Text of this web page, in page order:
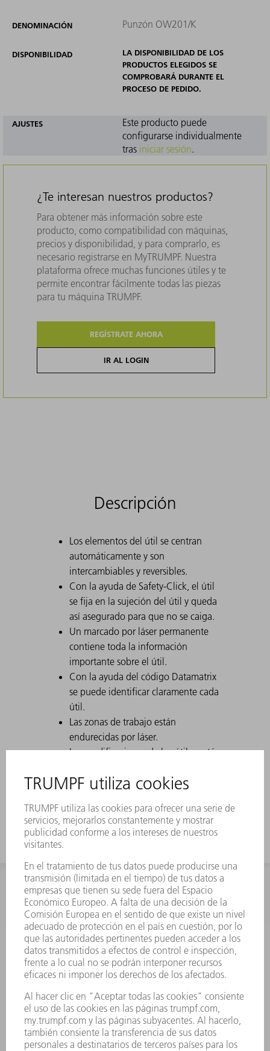
DENOMINACIÓN Punzón OW201/K
DISPONIBILIDAD
LA DISPONIBILIDAD DE LOS
PRODUCTOS ELEGIDOS SE
COMPROBARÁ DURANTE EL
PROCESO DE PEDIDO.
AJUSTES
Este producto puede
configurarse individualmente
tras iniciar sesión.
¿Te interesan nuestros productos?
Para obtener más información sobre este
producto, como compatibilidad con máquinas,
precios y disponibilidad, y para comprarlo, es
necesario registrarse en MyTRUMPF. Nuestra
plataforma ofrece muchas funciones útiles y te
permite encontrar fácilmente todas las piezas
para tu máquina TRUMPF.
REGÍSTRATE AHORA
IR AL LOGIN
Descripción
Los elementos del útil se centran
automáticamente y son
intercambiables y reversibles.
Con la ayuda de Safety-Click, el útil
se fija en la sujeción del útil y queda
así asegurado para que no se caiga.
Un marcado por láser permanente
contiene toda la información
importante sobre el útil.
Con la ayuda del código Datamatrix
se puede identificar claramente cada
útil.
Las zonas de trabajo están
endurecidas por láser.
Las modificaciones de los útiles están
Para las cajas altas se usa el útil con
INFORMACIÓN
Preguntas más frecuentes
Condiciones generales de venta
CONTACTO
Departamento de Repuestos
+34 91 657 36 70
Viernes de 8h – 17h
repuestos@es.trumpf.com
CONTACTO
Departamento de Utillaje